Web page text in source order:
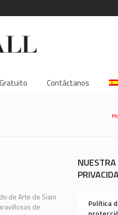
Contáctanos
de Arte de Siam
de
Política